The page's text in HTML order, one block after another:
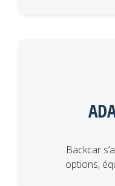
Backcar
options,